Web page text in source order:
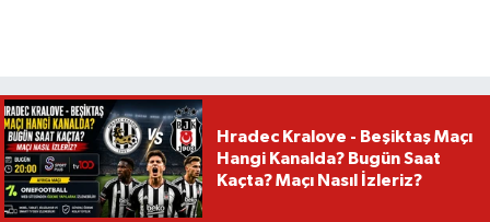
Hradec Kralove - Beşiktaş Maçı
Hangi Kanalda? Bugün Saat
Kaçta? Maçı Nasıl İzleriz?